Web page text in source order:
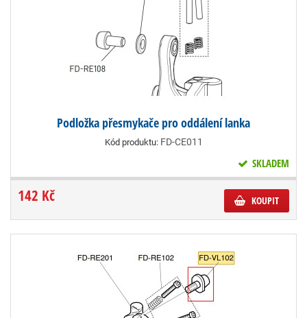
Podložka přesmykače pro oddálení lanka
Kód produktu: FD-CE011
SKLADEM
142 Kč KOUPIT